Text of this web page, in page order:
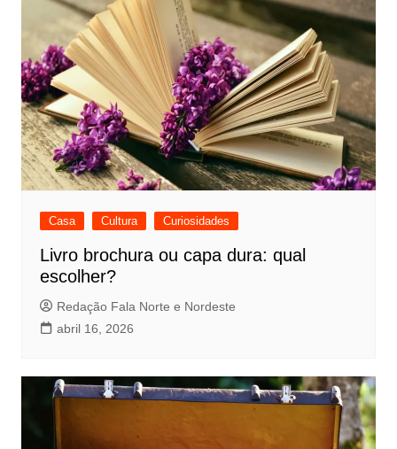
Casa Cultura Curiosidades
Livro brochura ou capa dura: qual
escolher?
Redação Fala Norte e Nordeste
abril 16, 2026